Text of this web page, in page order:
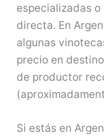
especializadas
directa. En
algunas
precio en
de productor
Si estás en